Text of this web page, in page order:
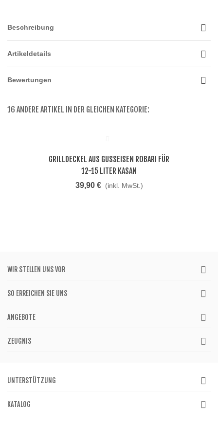
Beschreibung
Artikeldetails
Bewertungen
16 ANDERE ARTIKEL IN DER GLEICHEN KATEGORIE:
GRILLDECKEL AUS GUSSEISEN ROBARI FÜR
12-15 LITER KASAN
39,90 € (inkl. MwSt.)
WIR STELLEN UNS VOR
SO ERREICHEN SIE UNS
ANGEBOTE
ZEUGNIS
UNTERSTÜTZUNG
KATALOG